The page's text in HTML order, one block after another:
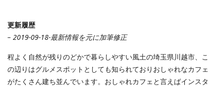
更新履歴
– 2019-09-18-最新情報を元に加筆修正
程よく自然が残りのどかで暮らしやすい風土の埼玉県川越市、こ
の辺りはグルメスポットとしても知られておりおしゃれなカフェ
がたくさん建ち並んでいます。おしゃれカフェと言えばインスタ